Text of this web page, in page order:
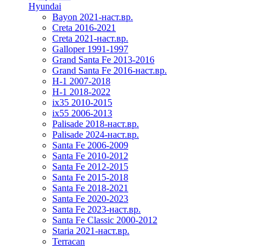
Hyundai
Bayon 2021-наст.вр.
Creta 2016-2021
Creta 2021-наст.вр.
Galloper 1991-1997
Grand Santa Fe 2013-2016
Grand Santa Fe 2016-наст.вр.
H-1 2007-2018
H-1 2018-2022
ix35 2010-2015
ix55 2006-2013
Palisade 2018-наст.вр.
Palisade 2024-наст.вр.
Santa Fe 2006-2009
Santa Fe 2010-2012
Santa Fe 2012-2015
Santa Fe 2015-2018
Santa Fe 2018-2021
Santa Fe 2020-2023
Santa Fe 2023-наст.вр.
Santa Fe Classic 2000-2012
Staria 2021-наст.вр.
Terracan